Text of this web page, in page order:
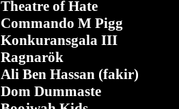
Theatre of Hate
Commando M Pigg
Konkuransgala III
Ragnarök
Ali Ben Hassan (fakir)
Dom Dummaste